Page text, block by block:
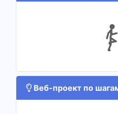
Веб-проект по